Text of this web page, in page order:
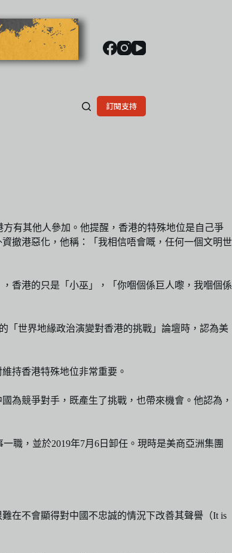
訂閱支持
有其他人參加。他提醒，香港的特殊地位是自己爭
撤港惡化，他稱：「我相信唔會嘅，任何一個文明世
香港的只是「小巫」，「你嗰個係巨人嚟，我嗰個係
「世界地緣政治演變對香港的挑戰」論壇時，認為美
持香港特殊地位非常重要。
為競爭對手，既產生了挑戰，也帶來機會。他認為，
職，並於2019年7月6日卸任。現時是美商亞洲集團
在不會顯得對中國不忠誠的情況下改善其聲譽（It is